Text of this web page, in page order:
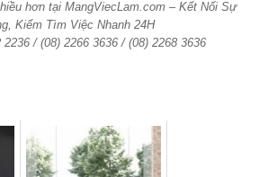
hơn tại MangViecLam.com – Kết Nối Sự
Kiếm Tìm Việc Nhanh 24H
/ (08) 2266 3636 / (08) 2268 3636